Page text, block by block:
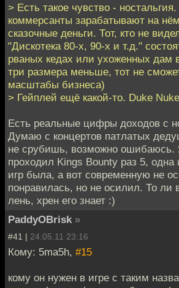
> Есть такое чувство -
коммерсанты зарабатывают на
сказочные деньги. Тот, кто не
"Дискотека 80-х, 90-х и т.д."
рваных кедах или ухоженных дам
три размера меньше, тот не
масштабы бизнеса)
> Гейплей ещё какой-то. Duke
Есть реальные цифры доходов с
Думаю с концертов патлатых
не срубишь, возможно ошибаюсь.
проходил Kings Bounty раз 5,
игр была, а вот современную не
понравилась, но не осилил. То ли
лень, хрен его знает :)
PaddyOBrisk »
#41 | 24.05.11 23:16
Кому: 5ma5h, #15
кому он нужен в игре с таким